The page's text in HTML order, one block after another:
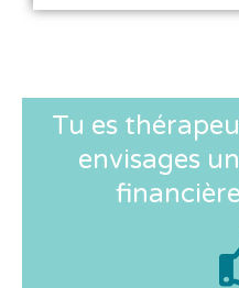
Tu es
envisages